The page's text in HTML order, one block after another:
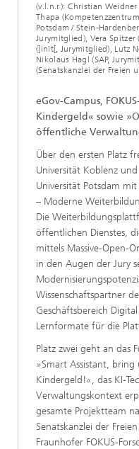
(v.l.n.r.): Christian
Thapa
Potsdam / Stein-
Jurymitglied), Vera
(]init[, Jurymitglied), Lutz
Nikolaus Hagl (SAP,
(Senatskanzlei der Freien
eGov-Campus,
Kindergeld« sowie
öffentliche
Über den ersten Platz
Universität Koblenz
Universität Potsdam
– Moderne
Die
öffentlichen Dienstes,
mittels Massive-Open-
in den Augen der Jury
Wissenschaftspartner
Geschäftsbereich
Lernformate für die
Platz zwei geht an das
»Smart Assistant,
Kindergeld!«, das KI-
Verwaltungskontext
gesamte Projektteam
Senatskanzlei der
Fraunhofer FOKUS-